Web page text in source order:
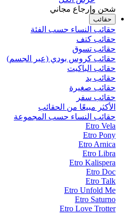
شحن وإرجاع مجاني
حقائب
حقائب النساء حسب الفئة
حقائب كتف
حقائب تسوق
حقائب كروس بودي (عبر الجسم)
حقائب الباكيت
حقائب يد
حقائب صغيرة
حقائب سفر
الأكثر مبيعًا من الحقائب
حقائب النساء حسب المجموعة
Etro Vela
Etro Pony
Etro Arnica
Etro Libra
Etro Kalispera
Etro Doc
Etro Talk
Etro Unfold Me
Etro Saturno
Etro Love Trotter